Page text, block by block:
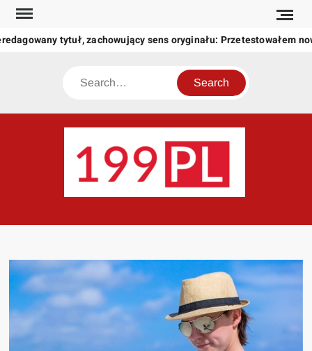
Skip
content
tytuł, zachowujący sens oryginału: Przetestowałem
Search
świat